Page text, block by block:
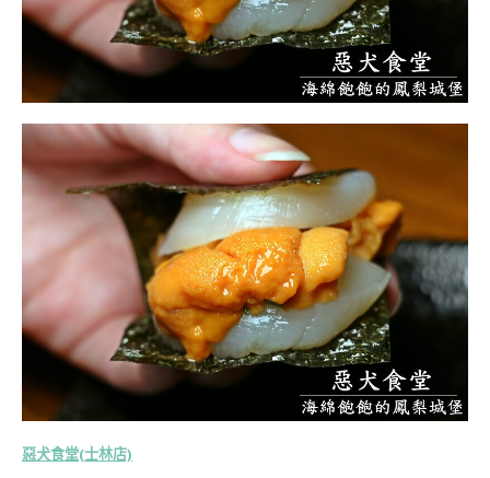
惡犬食堂(士林店)